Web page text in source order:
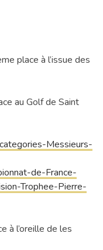
place à l’issue des
au Golf de Saint
Messieurs-
de-France-
Trophee-Pierre-
à l’oreille de les